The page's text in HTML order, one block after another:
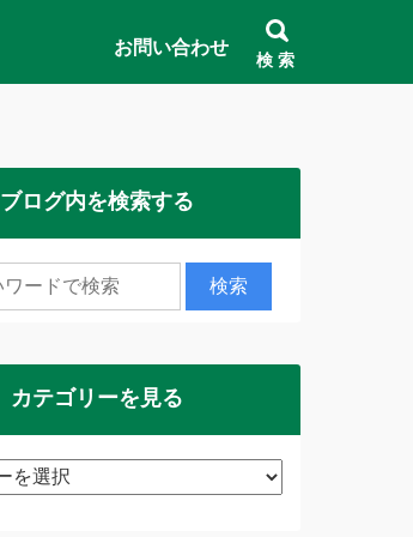
お問い合わせ
検 索
ブログ内を検索する
カテゴリーを見る